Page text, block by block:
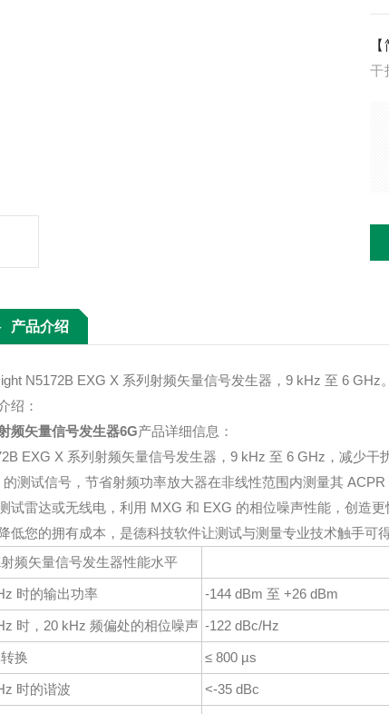
干
技
产品介绍
N5172B EXG X 系列射频矢量信号发生器，9 kHz 至 6 GHz。
绍：
频矢量信号发生器6G产品详细信息：
EXG X 系列射频矢量信号发生器，9 kHz 至 6 GHz，减少
的测试信号，节省射频功率放大器在非线性范围内测量其
试雷达或无线电，利用 MXG 和 EXG 的相位噪声性能，创造
低您的拥有成本，是德科技软件让测试与测量专业技术触手可得
频矢量信号发生器性能水平
时的输出功率 -144 dBm 至 +26 dBm
时，20 kHz 频偏处的相位噪声 -122 dBc/Hz
换 ≤ 800 µs
时的谐波 <-35 dBc